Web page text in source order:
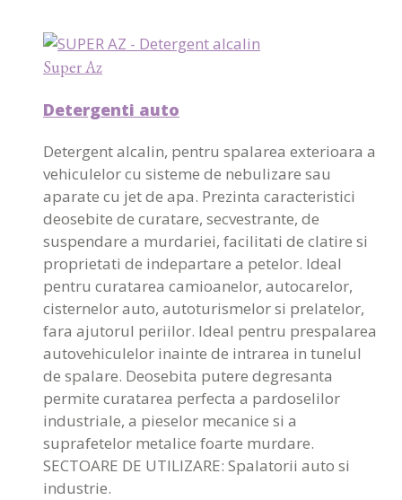
Super Az
Detergenti auto
Detergent alcalin, pentru spalarea exterioara a
vehiculelor cu sisteme de nebulizare sau
aparate cu jet de apa. Prezinta caracteristici
deosebite de curatare, secvestrante, de
suspendare a murdariei, facilitati de clatire si
proprietati de indepartare a petelor. Ideal
pentru curatarea camioanelor, autocarelor,
cisternelor auto, autoturismelor si prelatelor,
fara ajutorul periilor. Ideal pentru prespalarea
autovehiculelor inainte de intrarea in tunelul
de spalare. Deosebita putere degresanta
permite curatarea perfecta a pardoselilor
industriale, a pieselor mecanice si a
suprafetelor metalice foarte murdare.
SECTOARE DE UTILIZARE: Spalatorii auto si
industrie.